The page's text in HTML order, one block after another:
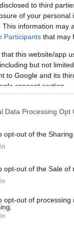
to third
of your personal
This information may
Participants that may
that this website/app
but not
to Google and its
consent section.
Data Processing Opt
opt-out of the
opt-out of the Sale of
opt-out of
kell
oldalakon.
hónapok óta